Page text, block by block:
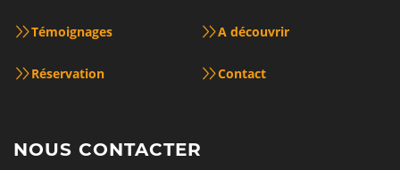
Témoignages A découvrir
Réservation Contact
NOUS CONTACTER